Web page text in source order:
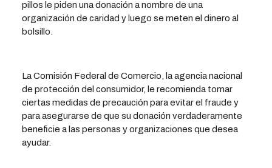
pillos le piden una donación a nombre de una
organización de caridad y luego se meten el dinero al
bolsillo.
La Comisión Federal de Comercio, la agencia nacional
de protección del consumidor, le recomienda tomar
ciertas medidas de precaución para evitar el fraude y
para asegurarse de que su donación verdaderamente
beneficie a las personas y organizaciones que desea
ayudar.